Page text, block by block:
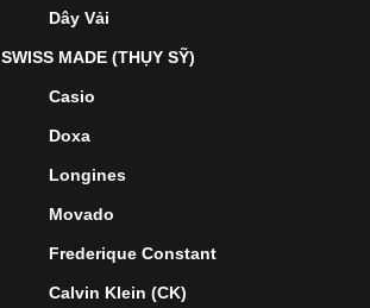
Dây Vải
SWISS MADE (THỤY SỸ)
Casio
Doxa
Longines
Movado
Frederique Constant
Calvin Klein (CK)